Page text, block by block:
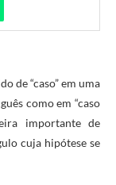
de “caso” em uma
como em “caso
importante de
cuja hipótese se